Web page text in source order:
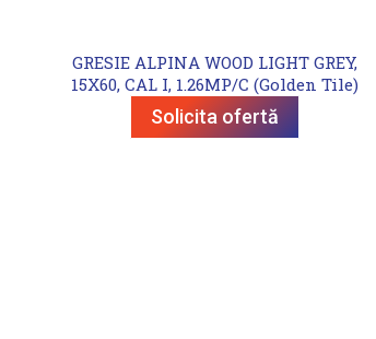
GRESIE ALPINA WOOD LIGHT GREY,
15X60, CAL I, 1.26MP/C (Golden Tile)
Solicita ofertă